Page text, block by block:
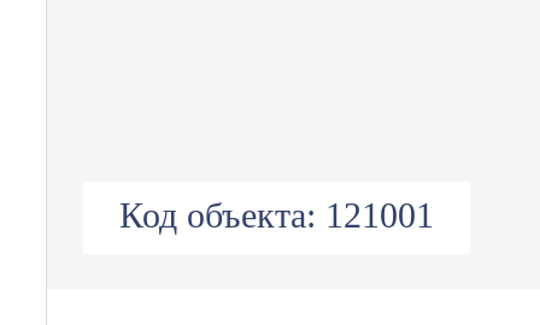
Код объекта: 121001